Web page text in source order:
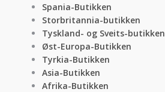
Spania-Butikken
Storbritannia-butikken
Tyskland- og Sveits-butikken
Øst-Europa-Butikken
Tyrkia-Butikken
Asia-Butikken
Afrika-Butikken